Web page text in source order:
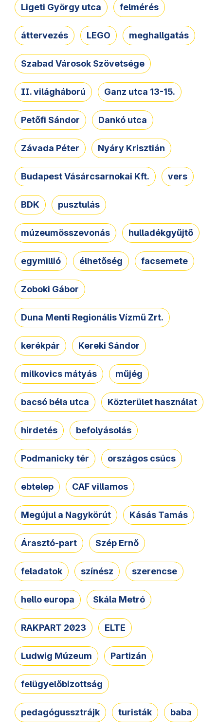
Ligeti György utca felmérés
áttervezés LEGO meghallgatás
Szabad Városok Szövetsége
II. világháború Ganz utca 13-15.
Petőfi Sándor Dankó utca
Závada Péter Nyáry Krisztián
Budapest Vásárcsarnokai Kft. vers
BDK pusztulás
múzeumösszevonás hulladékgyűjtő
egymillió élhetőség facsemete
Zoboki Gábor
Duna Menti Regionális Vízmű Zrt.
kerékpár Kereki Sándor
milkovics mátyás műjég
bacsó béla utca Közterület használat
hirdetés befolyásolás
Podmanicky tér országos csúcs
ebtelep CAF villamos
Megújul a Nagykörút Kásás Tamás
Árasztó-part Szép Ernő
feladatok színész szerencse
hello europa Skála Metró
RAKPART 2023 ELTE
Ludwig Múzeum Partizán
felügyelőbizottság
pedagógussztrájk turisták baba